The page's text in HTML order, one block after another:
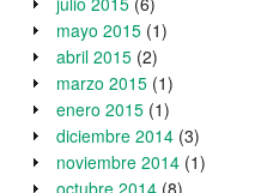
mayo 2015 (1)
abril 2015 (2)
marzo 2015 (1)
enero 2015 (1)
diciembre 2014 (3)
noviembre 2014 (1)